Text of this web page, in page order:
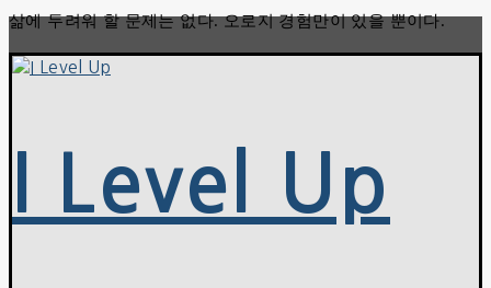
콘
츠
가
메
닫
삶에 두려워 할 문제는 없다. 오로지 경험만이 있을 뿐이다.
I Level Up